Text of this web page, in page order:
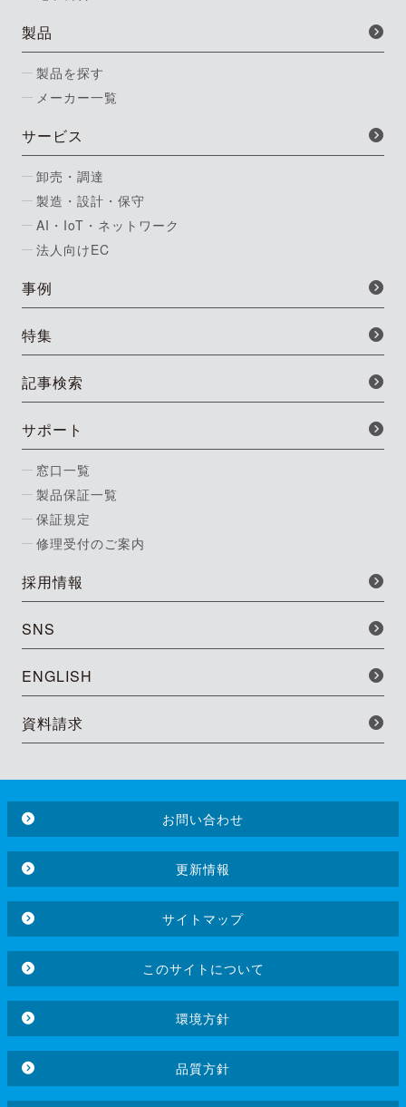
製品
製品を探す
メーカー一覧
サービス
卸売・調達
製造・設計・保守
AI・IoT・ネットワーク
法人向けEC
事例
特集
記事検索
サポート
窓口一覧
製品保証一覧
保証規定
修理受付のご案内
採用情報
SNS
ENGLISH
資料請求
お問い合わせ
更新情報
サイトマップ
このサイトについて
環境方針
品質方針